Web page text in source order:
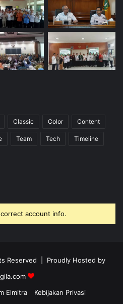
Classic Color Content
Team Tech Timeline
account info.
Reserved | Proudly Hosted by
Elmitra Kebijakan Privasi